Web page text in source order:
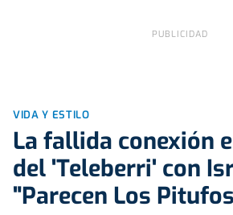
VIDA Y ESTILO
La fallida conexión
del 'Teleberri' con
"Parecen Los